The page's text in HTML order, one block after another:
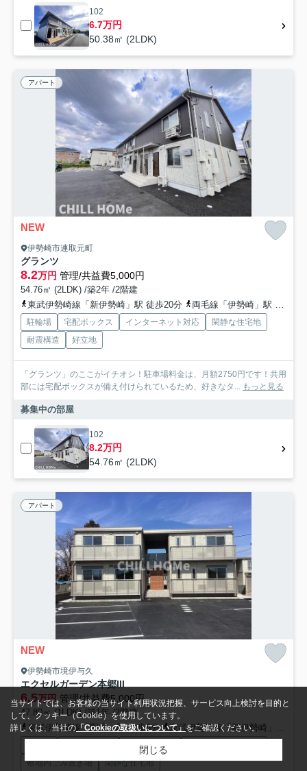
102
6.7万円
50.38㎡ (2LDK)
アパート
NEW
伊勢崎市連取元町
グランツ
8.2万円 管理/共益費5,000円
54.76㎡ (2LDK) /築2年 /2階建
東武伊勢崎線「新伊勢崎」駅 徒歩20分
両毛線「伊勢崎」駅 徒歩25分
駐輪場 宅配ボックス インターネット対応
閑静な住宅地
耐震構造
好立地
「グランツ」のここがイチオシ！駐車場料金は、月額2750円です！共用
部には宅配ボックスが備え付けられているため、好きなタ...
もっと見る
募集中の部屋
102
8.2万円
54.76㎡ (2LDK)
アパート
NEW
伊勢崎市境伊与久
エクセルガーデン本郷III
6.5万円 管理/共益費5,000円
47.80㎡ (1LDK) /築1年 /2階建
東武伊勢崎線「剛志」駅 徒歩8分
東武伊勢崎線「新伊勢崎」駅 徒歩46分
宅配ボックス
敷地内ごみ置き場
閑静な住宅地
当サイトでは、お客様の当サイト利用状況把握、サービス向上検討を目的と
して、クッキー（Cookie）を使用しています。
詳しくは、当社の「Cookieの取扱いについて」をご確認ください。
閉じる